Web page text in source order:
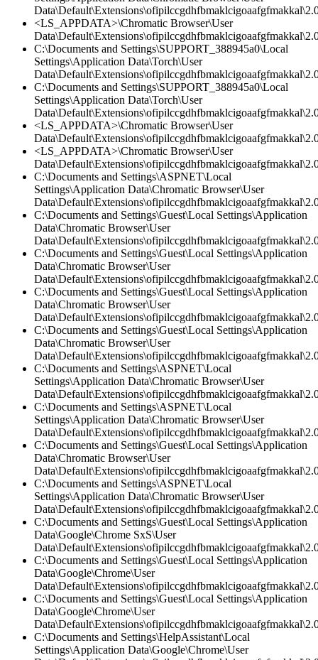
<LS_APPDATA>\Chromatic Browser\User
C:\Documents and Settings\SUPPORT_388945a0\Local
Settings\Application Data\Torch\User
C:\Documents and Settings\SUPPORT_388945a0\Local
Settings\Application Data\Torch\User
<LS_APPDATA>\Chromatic Browser\User
<LS_APPDATA>\Chromatic Browser\User
C:\Documents and Settings\ASPNET\Local
Settings\Application Data\Chromatic Browser\User
C:\Documents and Settings\Guest\Local Settings\Application
Data\Chromatic Browser\User
C:\Documents and Settings\Guest\Local Settings\Application
Data\Chromatic Browser\User
C:\Documents and Settings\Guest\Local Settings\Application
Data\Chromatic Browser\User
C:\Documents and Settings\Guest\Local Settings\Application
Data\Chromatic Browser\User
C:\Documents and Settings\ASPNET\Local
Settings\Application Data\Chromatic Browser\User
C:\Documents and Settings\ASPNET\Local
Settings\Application Data\Chromatic Browser\User
C:\Documents and Settings\Guest\Local Settings\Application
Data\Chromatic Browser\User
C:\Documents and Settings\ASPNET\Local
Settings\Application Data\Chromatic Browser\User
C:\Documents and Settings\Guest\Local Settings\Application
Data\Google\Chrome SxS\User
C:\Documents and Settings\Guest\Local Settings\Application
Data\Google\Chrome\User
C:\Documents and Settings\Guest\Local Settings\Application
Data\Google\Chrome\User
C:\Documents and Settings\HelpAssistant\Local
Settings\Application Data\Google\Chrome\User